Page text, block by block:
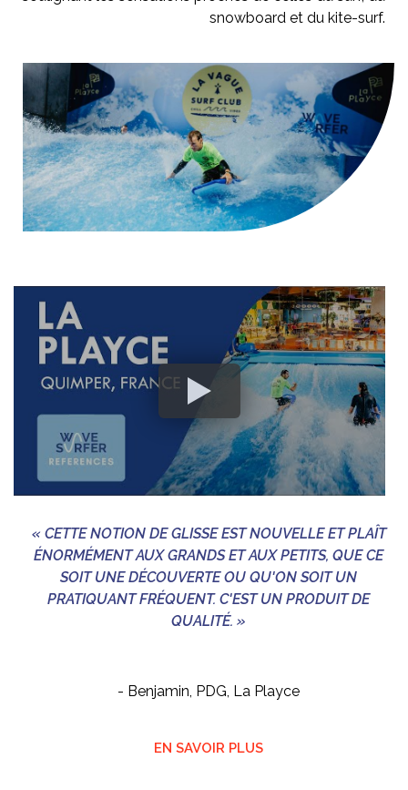
snowboard et du kite-surf.
« CETTE NOTION DE GLISSE EST NOUVELLE ET PLAÎT
ÉNORMÉMENT AUX GRANDS ET AUX PETITS, QUE CE
SOIT UNE DÉCOUVERTE OU QU'ON SOIT UN
PRATIQUANT FRÉQUENT. C'EST UN PRODUIT DE
QUALITÉ. »
- Benjamin, PDG, La Playce
EN SAVOIR PLUS